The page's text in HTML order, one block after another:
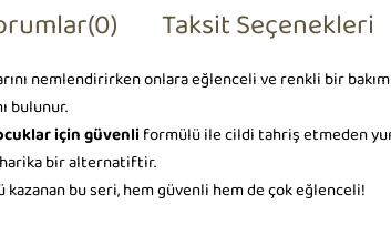
(0) Taksit Seçenekleri
nemlendirirken onlara eğlenceli ve renkli bir
bulunur.
için güvenliformülü ile cildi tahriş etmeden
bir alternatiftir.
kazanan bu seri, hem güvenli hem de çok eğlenceli!